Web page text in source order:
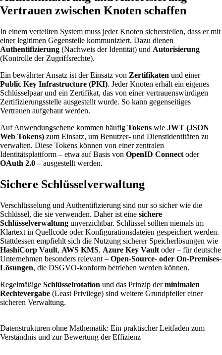
Vertrauen zwischen Knoten schaffen
In einem verteilten System muss jeder Knoten sicherstellen, dass er mit
einer legitimen Gegenstelle kommuniziert. Dazu dienen
Authentifizierung (Nachweis der Identität) und Autorisierung
(Kontrolle der Zugriffsrechte).
Ein bewährter Ansatz ist der Einsatz von Zertifikaten und einer
Public Key Infrastructure (PKI). Jeder Knoten erhält ein eigenes
Schlüsselpaar und ein Zertifikat, das von einer vertrauenswürdigen
Zertifizierungsstelle ausgestellt wurde. So kann gegenseitiges
Vertrauen aufgebaut werden.
Auf Anwendungsebene kommen häufig Tokens wie JWT (JSON
Web Tokens) zum Einsatz, um Benutzer- und Dienstidentitäten zu
verwalten. Diese Tokens können von einer zentralen
Identitätsplattform – etwa auf Basis von OpenID Connect oder
OAuth 2.0 – ausgestellt werden.
Sichere Schlüsselverwaltung
Verschlüsselung und Authentifizierung sind nur so sicher wie die
Schlüssel, die sie verwenden. Daher ist eine sichere
Schlüsselverwaltung unverzichtbar. Schlüssel sollten niemals im
Klartext in Quellcode oder Konfigurationsdateien gespeichert werden.
Stattdessen empfiehlt sich die Nutzung sicherer Speicherlösungen wie
HashiCorp Vault, AWS KMS, Azure Key Vault oder – für deutsche
Unternehmen besonders relevant – Open-Source- oder On-Premises-
Lösungen, die DSGVO-konform betrieben werden können.
Regelmäßige Schlüsselrotation und das Prinzip derminimalen
Rechtevergabe (Least Privilege) sind weitere Grundpfeiler einer
sicheren Verwaltung.
Datenstrukturen ohne Mathematik: Ein praktischer Leitfaden zum
Verständnis und zur Bewertung der Effizienz